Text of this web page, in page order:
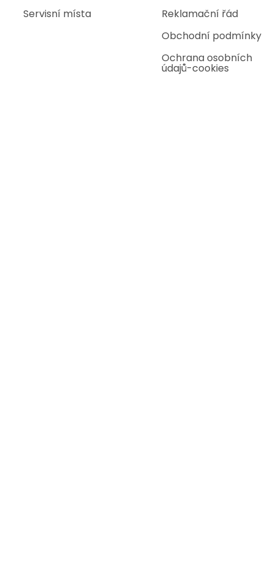
Servisní místa
Reklamační řád
Obchodní podmínky
Ochrana osobních
údajů-cookies